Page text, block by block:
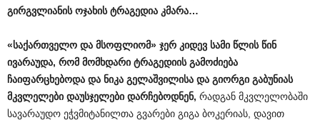
გირგვლიანის ოჯახის ტრაგედია კმარა…
«საქართველო და მსოფლიომ» ჯერ კიდევ სამი წლის წინ
ივარაუდა, რომ მომხდარი ტრაგედიის გამოძიება
ჩაიფარცხებოდა და ნიკა გელაშვილისა და გიორგი გაბუნიას
მკვლელები დაუსჯელები დარჩებოდნენ, რადგან მკვლელობაში
სავარაუდო ეჭვმიტანილთა გვარები გიგა ბოკერიას, დავით